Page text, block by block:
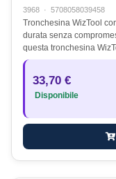
3968 · 5708058039458
Tronchesina WizTool
durata senza
questa tronchesina
33,70 €
Disponibile